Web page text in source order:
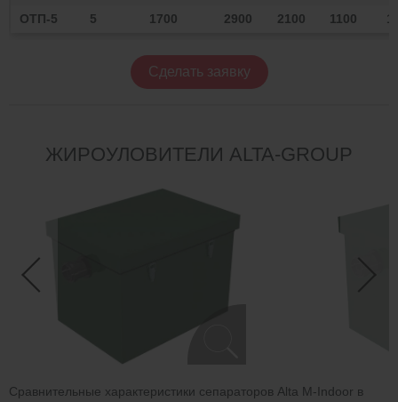
ОТП-5
5 1700 2900 2100 1100
Сделать заявку
ЖИРОУЛОВИТЕЛИ ALTA-GROUP
Сравнительные характеристики сепараторов Alta М-Indoor в